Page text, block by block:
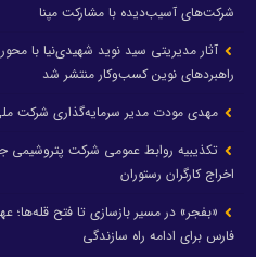
شرکت‌های آسیب‌دیده با مشارکت مپنا
آثار مدیریتی سید نوید شهیدی‌نیا با
راهبردهای نوین کسب‌وکار منتشر شد
مهدی مودت مدیر سرمایه‌گذاری شرکت
تکذیبیه روابط عمومی شرکت پتروشیمی
اخراج کارگران رستوران
«بفجر» در مسیر بازسازی تا فتح قله‌ها؛
فارس برای ادامه راه سازندگی